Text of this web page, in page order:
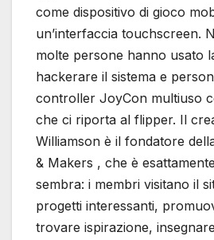
come dispositivo di gioco
un’interfaccia touchscreen.
molte persone hanno usato
hackerare il sistema e
controller JoyCon multiuso
che ci riporta al flipper. Il
Williamson è il fondatore
& Makers , che è
sembra: i membri visitano il
progetti interessanti,
trovare ispirazione,